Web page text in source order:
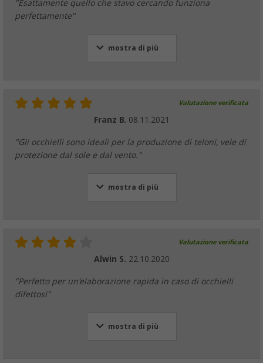
"Esattamente quello che stavo cercando funziona
perfettamente"
mostra di più
Valutazione verificata
Franz B. 08.11.2021
"Gli occhielli sono ideali per la produzione di teloni, vele di
protezione dal sole e dal vento."
mostra di più
Valutazione verificata
Alwin S. 22.10.2020
"Perfetto per un'elaborazione rapida in caso di occhielli
difettosi"
mostra di più